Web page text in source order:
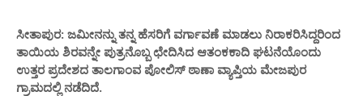
ಸೀತಾಪುರ: ಜಮೀನನ್ನು ತನ್ನ ಹೆಸರಿಗೆ ವರ್ಗಾವಣೆ ಮಾಡಲು ನಿರಾಕರಿಸಿದ್ದರಿಂದ
ತಾಯಿಯ ಶಿರವನ್ನೇ ಪುತ್ರನೊಬ್ಬ ಛೇದಿಸಿದ ಆತಂಕಕಾದಿ ಘಟನೆಯೊಂದು
ಉತ್ತರ ಪ್ರದೇಶದ ತಾಲಗಾಂವ ಪೋಲಿಸ್ ಠಾಣಾ ವ್ಯಾಪ್ತಿಯ ಮೇಜಪುರ
ಗ್ರಾಮದಲ್ಲಿ ನಡೆದಿದೆ.